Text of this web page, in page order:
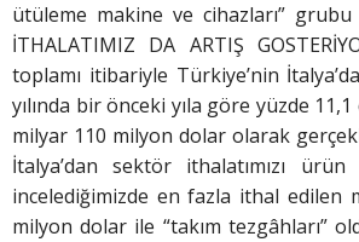
ütüleme makine ve cihazları” grubu
İTHALATIMIZ DA ARTIŞ
toplamı itibariyle Türkiye’nin
yılında bir önceki yıla göre yüzde
milyar 110 milyon dolar olarak
İtalya’dan sektör ithalatımızı
incelediğimizde en fazla ithal edilen
milyon dolar ile “takım tezgâhları”